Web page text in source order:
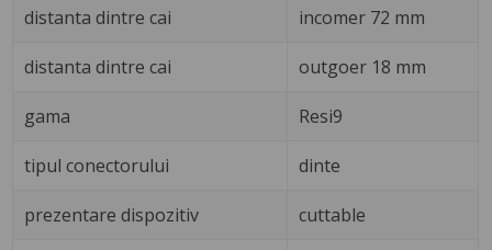
distanta dintre cai incomer 72 mm
distanta dintre cai outgoer 18 mm
gama Resi9
tipul conectorului dinte
prezentare dispozitiv cuttable